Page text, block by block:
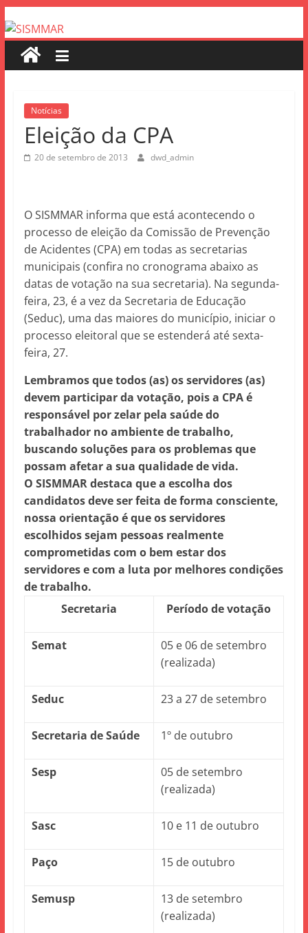
Notícias
Eleição da CPA
20 de setembro de 2013 dwd_admin
O SISMMAR informa que está acontecendo o
processo de eleição da Comissão de Prevenção
de Acidentes (CPA) em todas as secretarias
municipais (confira no cronograma abaixo as
datas de votação na sua secretaria). Na segunda-
feira, 23, é a vez da Secretaria de Educação
(Seduc), uma das maiores do município, iniciar o
processo eleitoral que se estenderá até sexta-
feira, 27.
Lembramos que todos (as) os servidores (as)
devem participar da votação, pois a CPA é
responsável por zelar pela saúde do
trabalhador no ambiente de trabalho,
buscando soluções para os problemas que
possam afetar a sua qualidade de vida.
O SISMMAR destaca que a escolha dos
candidatos deve ser feita de forma consciente,
nossa orientação é que os servidores
escolhidos sejam pessoas realmente
comprometidas com o bem estar dos
servidores e com a luta por melhores condições
de trabalho.
Secretaria
Período de votação
Semat
05 e 06 de setembro
(realizada)
Seduc 23 a 27 de setembro
Secretaria de Saúde 1º de outubro
Sesp
05 de setembro
(realizada)
Sasc 10 e 11 de outubro
Paço 15 de outubro
Semusp
13 de setembro
(realizada)